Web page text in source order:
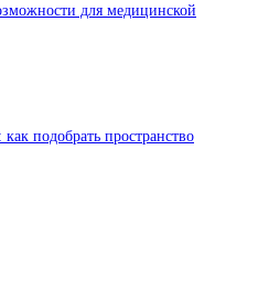
для медицинской
подобрать пространство